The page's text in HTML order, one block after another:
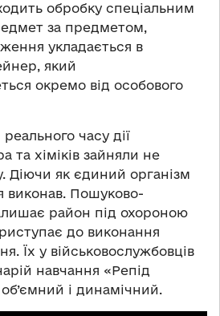
обробку спеціальним
за предметом,
укладається в
який
окремо від особового
часу дії
та хіміків зайняли не
Діючи як єдиний організм
виконав. Пошуково-
район під охороною
до виконання
Їх у військовослужбовців
навчання «Репід
і динамічний.